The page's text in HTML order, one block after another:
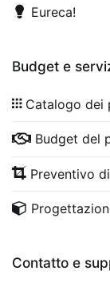
Eureca!
Budget e
Catalogo dei
Budget del
Preventivo
Contatto e